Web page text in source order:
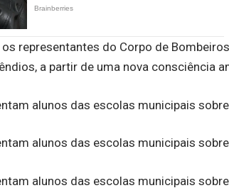
os representantes do Corpo de
a partir de uma nova consciência